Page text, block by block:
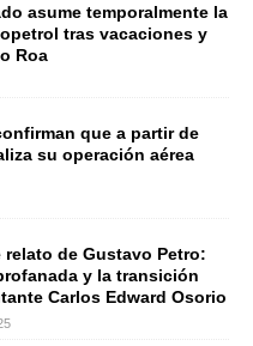
asume temporalmente la
tras vacaciones y
Roa
que a partir de
su operación aérea
de Gustavo Petro:
y la transición
Carlos Edward Osorio